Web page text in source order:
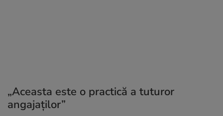
„Aceasta este o practică a tuturor
angajaţilor”